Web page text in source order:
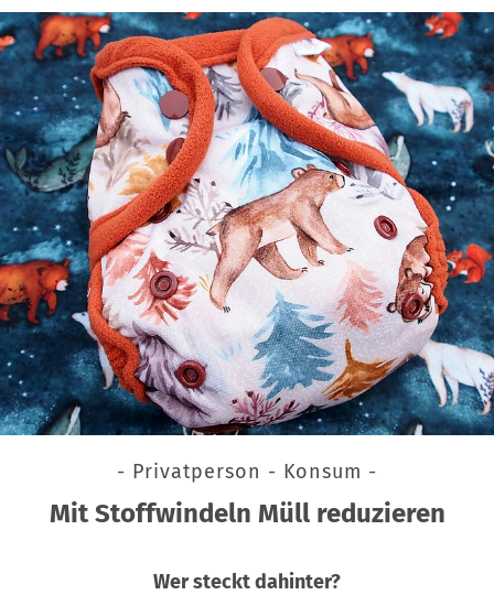
- Privatperson - Konsum -
Mit Stoffwindeln Müll reduzieren
Wer steckt dahinter?